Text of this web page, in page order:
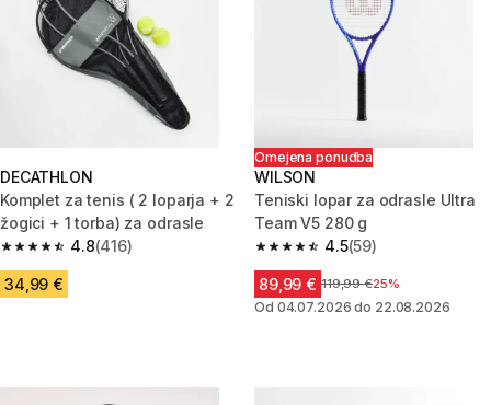
DECATHLON
Komplet za tenis ( 2 loparja + 2
žogici + 1 torba) za odrasle
4.8
4.8 od 5 zvezdic from 416 ocene
(416)
34,99 €
Omejena ponudba
WILSON
Teniski lopar za odrasle Ultra
Team V5 280 g
4.5
4.5 od 5 zvezdic from 59 ocene
(59)
89,99 € Cena pred znižanjem
119,99 €25%
Od 04.07.2026 do 22.08.2026